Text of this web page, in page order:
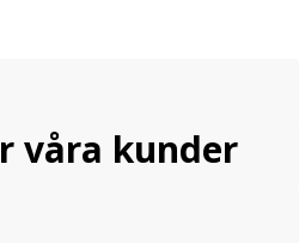
våra kunder